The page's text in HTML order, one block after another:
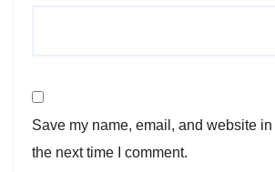
Save my name, email, and website
the next time I comment.